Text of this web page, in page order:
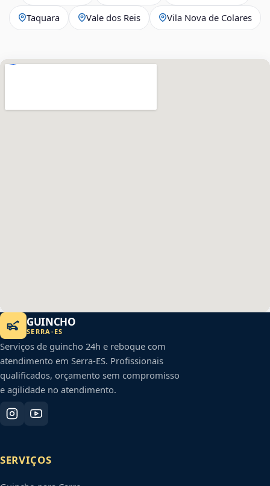
Taquara Vale dos Reis Vila Nova de Colares
GUINCHO
SERRA -ES
Serviços de guincho 24h e reboque com
atendimento em Serra-ES. Profissionais
qualificados, orçamento sem compromisso
e agilidade no atendimento.
SERVIÇOS